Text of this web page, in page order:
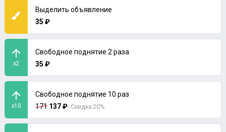
Выделить объявление
35 ₽
x2
Свободное поднятие 2 раза
35 ₽
x10
Свободное поднятие 10 раз
171 137 ₽- Скидка 20%